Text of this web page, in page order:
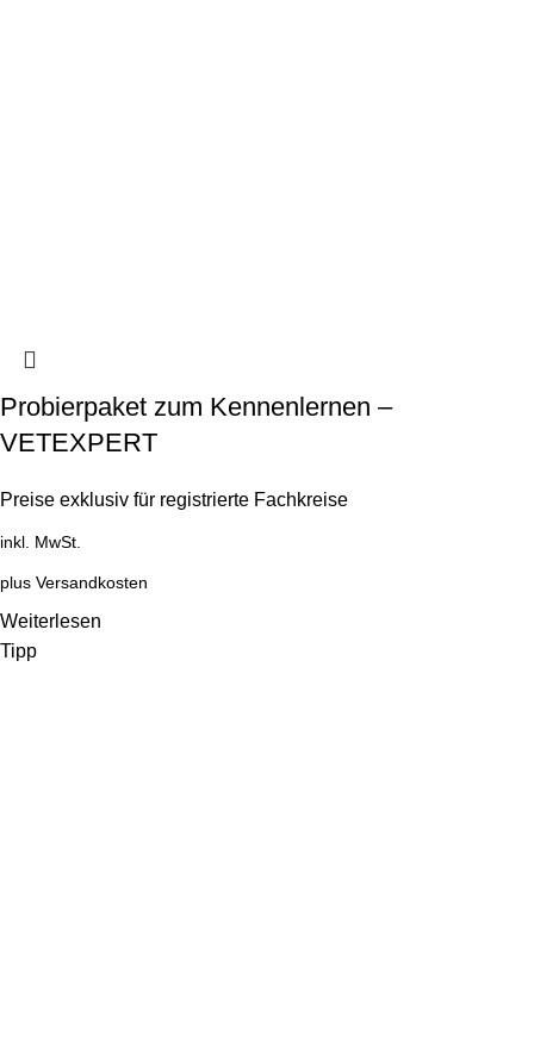
Probierpaket zum Kennenlernen –
VETEXPERT
Preise exklusiv für registrierte Fachkreise
inkl. MwSt.
plus Versandkosten
Weiterlesen
Tipp